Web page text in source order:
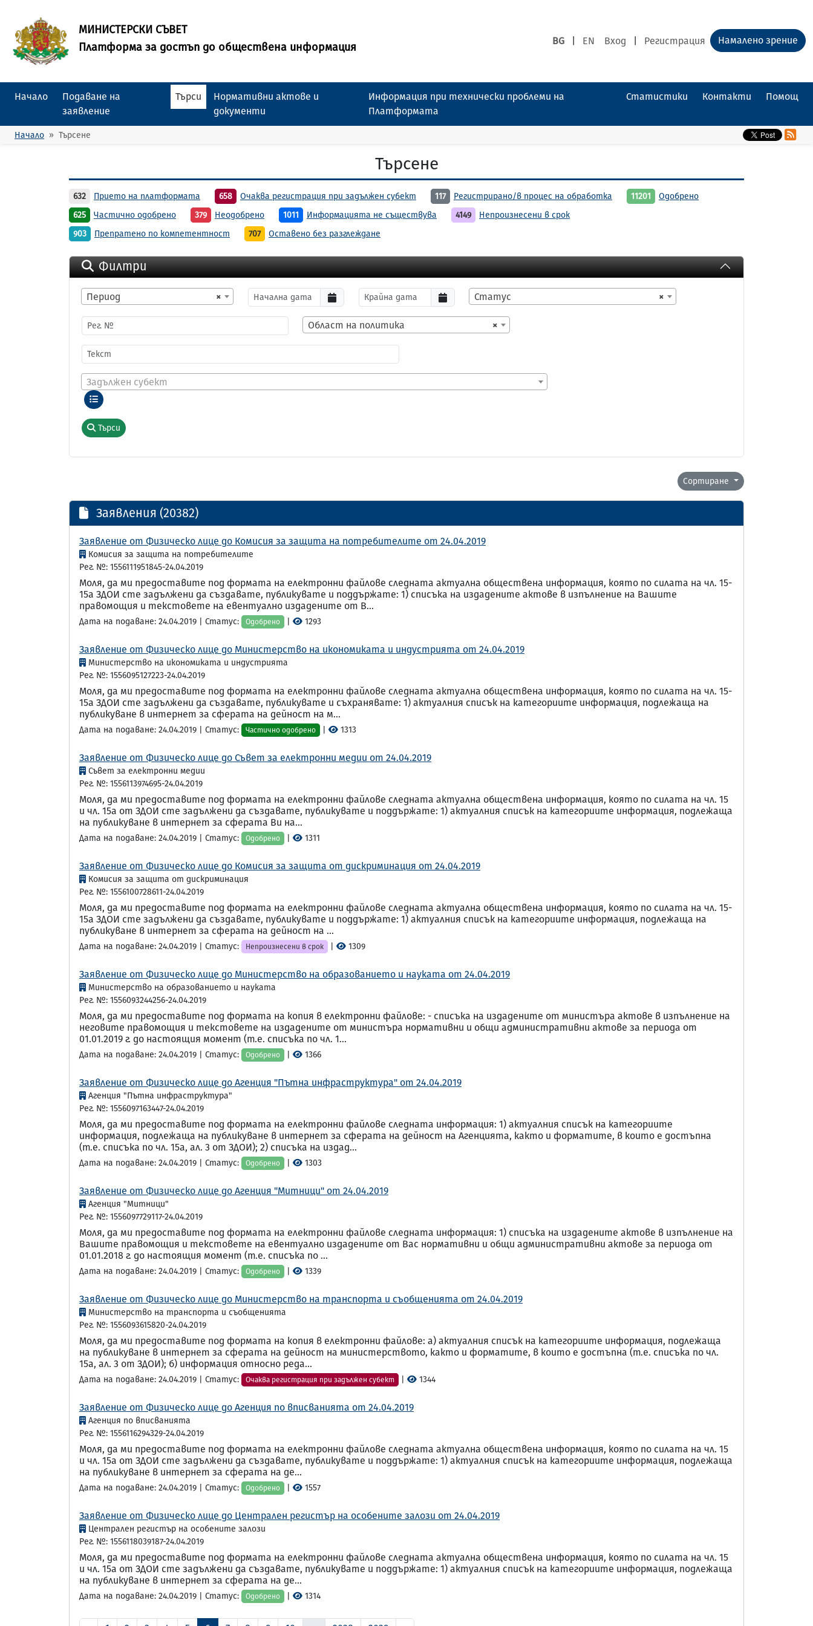
МИНИСТЕРСКИ СЪВЕТ
Платформа за достъп до обществена информация
BG EN Вход Регистрация Намалено зрение
Начало
Подаване на
заявление
Търси
Нормативни актове и
документи
Информация при технически проблеми на
Платформата
Статистики Контакти Помощ
Начало Търсене
Търсене
632 Прието на платформата 658 Очаква регистрация при задължен субект 117 Регистрирано/в процес на обработка 11201
Одобрено
625
Частично одобрено 379 Неодобрено 1011 Информацията не съществува 4149
Непроизнесени в срок
903
Препратено по компетентност 707 Оставено без разглеждане
Филтри
×
Период ×
Статус
×
Област на политика
Задължен субект
Търси
Сортиране
Заявления (20382)
Заявление от Физическо лице до Комисия за защита на потребителите от 24.04.2019
Комисия за защита на потребителите
Рег. №: 1556111951845-24.04.2019
Моля, да ми предоставите под формата на електронни файлове следната актуална обществена информация, която по силата на чл. 15-
15а ЗДОИ сте задължени да създавате, публикувате и поддържате: 1) списъка на издадените актове в изпълнение на Вашите
правомощия и текстовете на евентуално издадените от В...
Дата на подаване: 24.04.2019 | Статус: Одобрено 1293
Заявление от Физическо лице до Министерство на икономиката и индустрията от 24.04.2019
Министерство на икономиката и индустрията
Рег. №: 1556095127223-24.04.2019
Моля, да ми предоставите под формата на електронни файлове следната актуална обществена информация, която по силата на чл. 15-
15а ЗДОИ сте задължени да създавате, публикувате и съхранявате: 1) актуалния списък на категориите информация, подлежаща на
публикуване в интернет за сферата на дейност на м...
Дата на подаване: 24.04.2019 | Статус: Частично одобрено 1313
Заявление от Физическо лице до Съвет за електронни медии от 24.04.2019
Съвет за електронни медии
Рег. №: 1556113974695-24.04.2019
Моля, да ми предоставите под формата на електронни файлове следната актуална обществена информация, която по силата на чл. 15
и чл. 15а от ЗДОИ сте задължени да създавате, публикувате и поддържате: 1) актуалния списък на категориите информация, подлежаща
на публикуване в интернет за сферата Ви на...
Дата на подаване: 24.04.2019 | Статус: Одобрено 1311
Заявление от Физическо лице до Комисия за защита от дискриминация от 24.04.2019
Комисия за защита от дискриминация
Рег. №: 1556100728611-24.04.2019
Моля, да ми предоставите под формата на електронни файлове следната актуална обществена информация, която по силата на чл. 15-
15а ЗДОИ сте задължени да създавате, публикувате и поддържате: 1) актуалния списък на категориите информация, подлежаща на
публикуване в интернет за сферата на дейност на ...
Дата на подаване: 24.04.2019 | Статус: Непроизнесени в срок 1309
Заявление от Физическо лице до Министерство на образованието и науката от 24.04.2019
Министерство на образованието и науката
Рег. №: 1556093244256-24.04.2019
Моля, да ми предоставите под формата на копия в електронни файлове: - списъка на издадените от министъра актове в изпълнение на
неговите правомощия и текстовете на издадените от министъра нормативни и общи административни актове за периода от
01.01.2019 г. до настоящия момент (т.е. списъка по чл. 1...
Дата на подаване: 24.04.2019 | Статус: Одобрено 1366
Заявление от Физическо лице до Агенция "Пътна инфраструктура" от 24.04.2019
Агенция "Пътна инфраструктура"
Рег. №: 1556097163447-24.04.2019
Моля, да ми предоставите под формата на електронни файлове следната информация: 1) актуалния списък на категориите
информация, подлежаща на публикуване в интернет за сферата на дейност на Агенцията, както и форматите, в които е достъпна
(т.е. списъка по чл. 15а, ал. 3 от ЗДОИ); 2) списъка на издад...
Дата на подаване: 24.04.2019 | Статус: Одобрено 1303
Заявление от Физическо лице до Агенция "Митници" от 24.04.2019
Агенция "Митници"
Рег. №: 1556097729117-24.04.2019
Моля, да ми предоставите под формата на електронни файлове следната информация: 1) списъка на издадените актове в изпълнение на
Вашите правомощия и текстовете на евентуално издадените от Вас нормативни и общи административни актове за периода от
01.01.2018 г. до настоящия момент (т.е. списъка по ...
Дата на подаване: 24.04.2019 | Статус: Одобрено 1339
Заявление от Физическо лице до Министерство на транспорта и съобщенията от 24.04.2019
Министерство на транспорта и съобщенията
Рег. №: 1556093615820-24.04.2019
Моля, да ми предоставите под формата на копия в електронни файлове: а) актуалния списък на категориите информация, подлежаща
на публикуване в интернет за сферата на дейност на министерството, както и форматите, в които е достъпна (т.е. списъка по чл.
15а, ал. 3 от ЗДОИ); б) информация относно реда...
Дата на подаване: 24.04.2019 | Статус: Очаква регистрация при задължен субект 1344
Заявление от Физическо лице до Агенция по вписванията от 24.04.2019
Агенция по вписванията
Рег. №: 1556116294329-24.04.2019
Моля, да ми предоставите под формата на електронни файлове следната актуална обществена информация, която по силата на чл. 15
и чл. 15а от ЗДОИ сте задължени да създавате, публикувате и поддържате: 1) актуалния списък на категориите информация, подлежаща
на публикуване в интернет за сферата на де...
Дата на подаване: 24.04.2019 | Статус: Одобрено 1557
Заявление от Физическо лице до Централен регистър на особените залози от 24.04.2019
Централен регистър на особените залози
Рег. №: 1556118039187-24.04.2019
Моля, да ми предоставите под формата на електронни файлове следната актуална обществена информация, която по силата на чл. 15
и чл. 15а от ЗДОИ сте задължени да създавате, публикувате и поддържате: 1) актуалния списък на категориите информация, подлежаща
на публикуване в интернет за сферата на де...
Дата на подаване: 24.04.2019 | Статус: Одобрено 1314